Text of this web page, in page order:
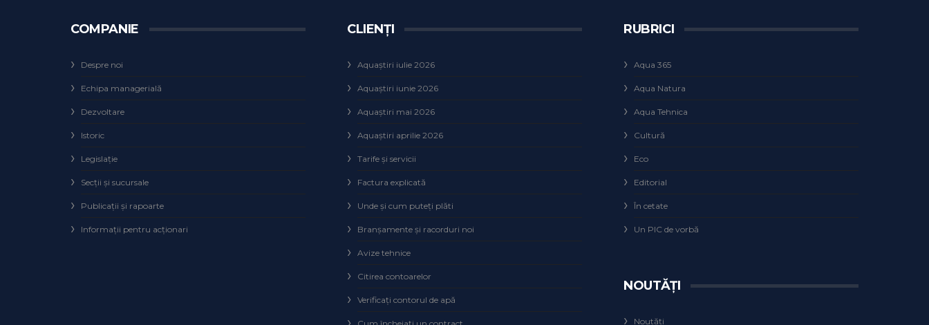
COMPANIE
Despre noi
Echipa managerială
Dezvoltare
Istoric
Legislaţie
Secţii şi sucursale
Publicații și rapoarte
Informații pentru acționari
CLIENȚI
Aquaștiri iulie 2026
Aquaștiri iunie 2026
Aquaștiri mai 2026
Aquaștiri aprilie 2026
Tarife și servicii
Factura explicată
Unde și cum puteţi plăti
Branșamente și racorduri noi
Avize tehnice
Citirea contoarelor
Verificaţi contorul de apă
RUBRICI
Aqua 365
Aqua Natura
Aqua Tehnica
Cultură
Eco
Editorial
În cetate
Un PIC de vorbă
NOUTĂȚI
Noutăți